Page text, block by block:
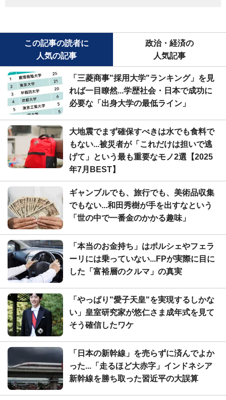
この記事の読者に
人気の記事
政治・経済の
人気記事
「三菱商事"採用大学"ランキング」を見
れば一目瞭然...学歴社会・日本で成功に
必要な「出身大学の最低ライン」
大地震でまず確保すべきは水でも食料で
もない...被災者が「これだけは担いで逃
げて」という最も重要なモノ2選【2025
年7月BEST】
ギャンブルでも、旅行でも、美術品収集
でもない...和田秀樹が手を出すなという
「世の中で一番金のかかる趣味」
「本当のお金持ち」はポルシェやフェラ
ーリには乗っていない...FPが実際に目に
した「富裕層のクルマ」の真実
「やっぱり"愛子天皇"を実現するしかな
い」皇室研究家が悠仁さま成年式を見て
そう確信したワケ
「日本の新幹線」を売らずに済んでよか
った...「走るほど大赤字」インドネシア
新幹線を勝ち取った習近平の大誤算